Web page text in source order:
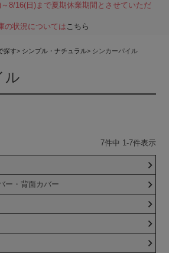
8/16(日)まで夏期休業期間とさせていただ
の状況についてはこちら
探す シンプル・ナチュラル シンカーパイル
ル
7件中 1-7件表示
ー・背面カバー